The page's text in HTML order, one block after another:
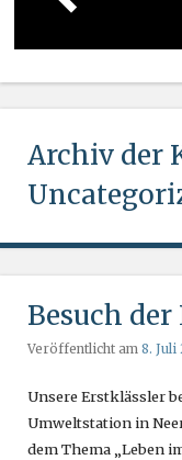
Archiv der
Besuch
Veröffentlicht am 8. Juli
Unsere Erstklässler
Umweltstation in
dem Thema „Leben